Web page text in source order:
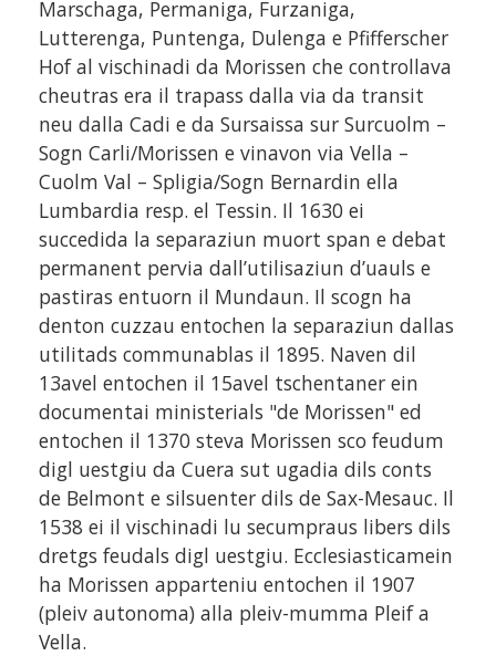
Marschaga, Permaniga, Furzaniga,
Lutterenga, Puntenga, Dulenga e Pfifferscher
Hof al vischinadi da Morissen che controllava
cheutras era il trapass dalla via da transit
neu dalla Cadi e da Sursaissa sur Surcuolm –
Sogn Carli/Morissen e vinavon via Vella –
Cuolm Val – Spligia/Sogn Bernardin ella
Lumbardia resp. el Tessin. Il 1630 ei
succedida la separaziun muort span e debat
permanent pervia dall’utilisaziun d’uauls e
pastiras entuorn il Mundaun. Il scogn ha
denton cuzzau entochen la separaziun dallas
utilitads communablas il 1895. Naven dil
13avel entochen il 15avel tschentaner ein
documentai ministerials "de Morissen" ed
entochen il 1370 steva Morissen sco feudum
digl uestgiu da Cuera sut ugadia dils conts
de Belmont e silsuenter dils de Sax-Mesauc. Il
1538 ei il vischinadi lu secumpraus libers dils
dretgs feudals digl uestgiu. Ecclesiasticamein
ha Morissen apparteniu entochen il 1907
(pleiv autonoma) alla pleiv-mumma Pleif a
Vella.